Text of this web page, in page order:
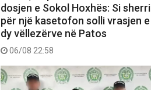
dosjen e Sokol Hoxhës: Si sherri
për një kasetofon solli vrasjen e
dy vëllezërve në Patos
06/08 22:58